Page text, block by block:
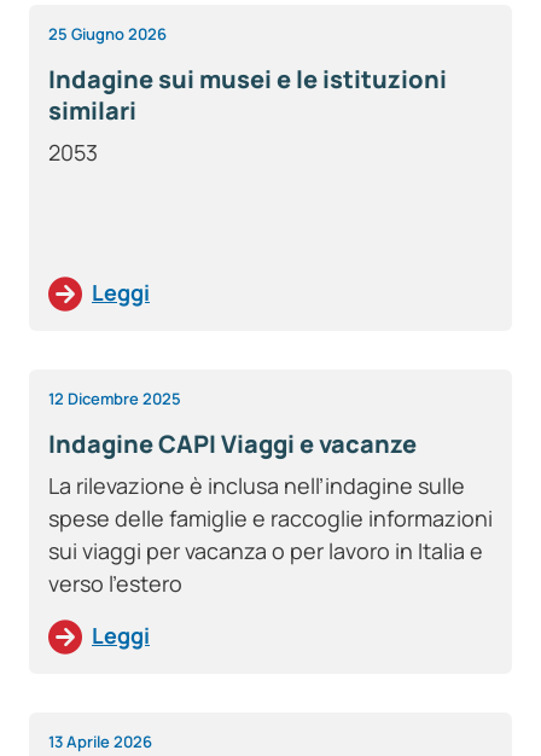
25 Giugno 2026
Indagine sui musei e le istituzioni
similari
2053
Leggi
12 Dicembre 2025
Indagine CAPI Viaggi e vacanze
La rilevazione è inclusa nell’indagine sulle
spese delle famiglie e raccoglie informazioni
sui viaggi per vacanza o per lavoro in Italia e
verso l’estero
Leggi
13 Aprile 2026